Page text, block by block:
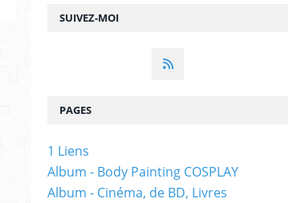
SUIVEZ-MOI
PAGES
1 Liens
Album - Body Painting COSPLAY
Album - Cinéma, de BD, Livres